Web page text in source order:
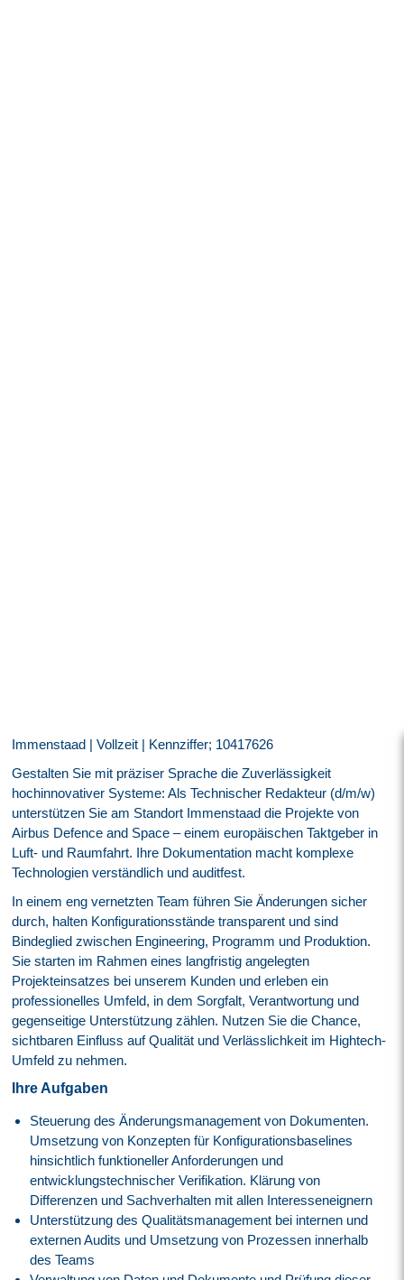
Immenstaad | Vollzeit | Kennziffer; 10417626
Gestalten Sie mit präziser Sprache die Zuverlässigkeit
hochinnovativer Systeme: Als Technischer Redakteur (d/m/w)
unterstützen Sie am Standort Immenstaad die Projekte von
Airbus Defence and Space – einem europäischen Taktgeber in
Luft- und Raumfahrt. Ihre Dokumentation macht komplexe
Technologien verständlich und auditfest.
In einem eng vernetzten Team führen Sie Änderungen sicher
durch, halten Konfigurationsstände transparent und sind
Bindeglied zwischen Engineering, Programm und Produktion.
Sie starten im Rahmen eines langfristig angelegten
Projekteinsatzes bei unserem Kunden und erleben ein
professionelles Umfeld, in dem Sorgfalt, Verantwortung und
gegenseitige Unterstützung zählen. Nutzen Sie die Chance,
sichtbaren Einfluss auf Qualität und Verlässlichkeit im Hightech-
Umfeld zu nehmen.
Ihre Aufgaben
Steuerung des Änderungsmanagement von Dokumenten.
Umsetzung von Konzepten für Konfigurationsbaselines
hinsichtlich funktioneller Anforderungen und
entwicklungstechnischer Verifikation. Klärung von
Differenzen und Sachverhalten mit allen Interesseneignern
Unterstützung des Qualitätsmanagement bei internen und
externen Audits und Umsetzung von Prozessen innerhalb
des Teams